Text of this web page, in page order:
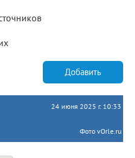
Добавить
24 июня 2025 г. 10:33
Фото vOrle.ru